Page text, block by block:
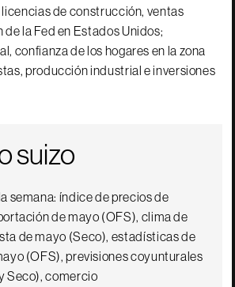
de construcción, ventas
la Fed en Estados Unidos;
confianza de los hogares en la zona
producción industrial e inversiones
suizo
semana: índice de precios de
de mayo (OFS), clima de
de mayo (Seco), estadísticas de
(OFS), previsiones coyunturales
Seco), comercio